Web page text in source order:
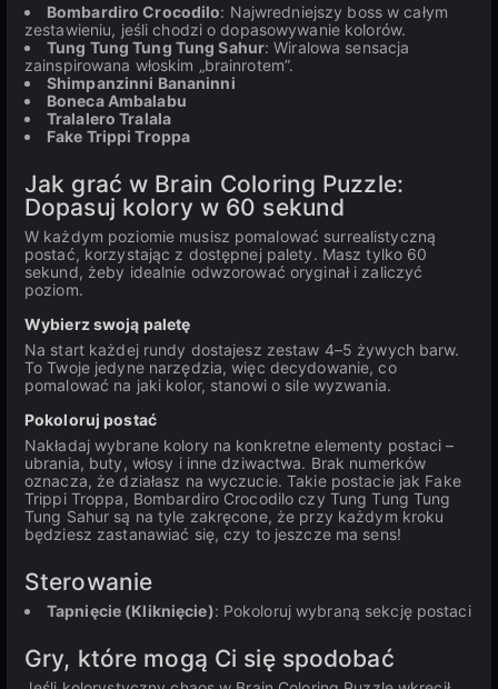
Bombardiro Crocodilo: Najwredniejszy boss w całym
zestawieniu, jeśli chodzi o dopasowywanie kolorów.
Tung Tung Tung Tung Sahur: Wiralowa sensacja
zainspirowana włoskim „brainrotem”.
Shimpanzinni Bananinni
Boneca Ambalabu
Tralalero Tralala
Fake Trippi Troppa
Jak grać w Brain Coloring Puzzle:
Dopasuj kolory w 60 sekund
W każdym poziomie musisz pomalować surrealistyczną
postać, korzystając z dostępnej palety. Masz tylko 60
sekund, żeby idealnie odwzorować oryginał i zaliczyć
poziom.
Wybierz swoją paletę
Na start każdej rundy dostajesz zestaw 4–5 żywych barw.
To Twoje jedyne narzędzia, więc decydowanie, co
pomalować na jaki kolor, stanowi o sile wyzwania.
Pokoloruj postać
Nakładaj wybrane kolory na konkretne elementy postaci –
ubrania, buty, włosy i inne dziwactwa. Brak numerków
oznacza, że działasz na wyczucie. Takie postacie jak Fake
Trippi Troppa, Bombardiro Crocodilo czy Tung Tung Tung
Tung Sahur są na tyle zakręcone, że przy każdym kroku
będziesz zastanawiać się, czy to jeszcze ma sens!
Sterowanie
Tapnięcie (Kliknięcie): Pokoloruj wybraną sekcję postaci
Gry, które mogą Ci się spodobać